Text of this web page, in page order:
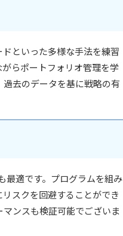
といった多様な手法を練習
らポートフォリオ管理を学
去のデータを基に戦略の有
最適です。プログラムを組み
スクを回避することができ
ンスも検証可能でございま